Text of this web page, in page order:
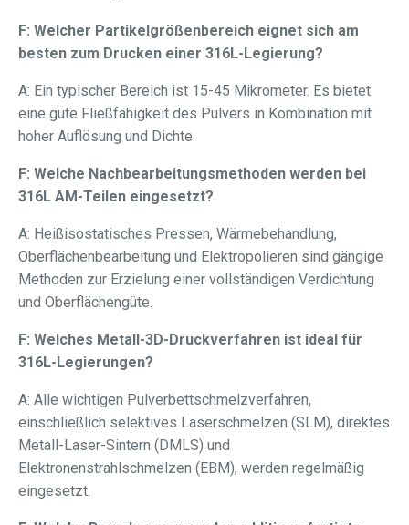
F: Welcher Partikelgrößenbereich eignet sich am
besten zum Drucken einer 316L-Legierung?
A: Ein typischer Bereich ist 15-45 Mikrometer. Es bietet
eine gute Fließfähigkeit des Pulvers in Kombination mit
hoher Auflösung und Dichte.
F: Welche Nachbearbeitungsmethoden werden bei
316L AM-Teilen eingesetzt?
A: Heißisostatisches Pressen, Wärmebehandlung,
Oberflächenbearbeitung und Elektropolieren sind gängige
Methoden zur Erzielung einer vollständigen Verdichtung
und Oberflächengüte.
F: Welches Metall-3D-Druckverfahren ist ideal für
316L-Legierungen?
A: Alle wichtigen Pulverbettschmelzverfahren,
einschließlich selektives Laserschmelzen (SLM), direktes
Metall-Laser-Sintern (DMLS) und
Elektronenstrahlschmelzen (EBM), werden regelmäßig
eingesetzt.